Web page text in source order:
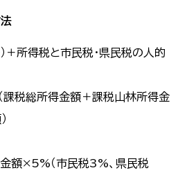
＋所得税と市民税・県民税の人的
課税総所得金額＋課税山林所得金
額×5%（市民税3%、県民税